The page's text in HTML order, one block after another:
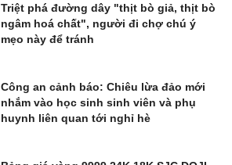
Triệt phá đường dây "thịt bò giả, thịt bò
ngâm hoá chất", người đi chợ chú ý
mẹo này để tránh
Công an cảnh báo: Chiêu lừa đảo mới
nhắm vào học sinh sinh viên và phụ
huynh liên quan tới nghỉ hè